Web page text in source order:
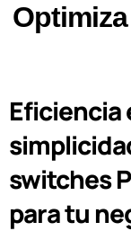
Eficiencia
switches
para tu